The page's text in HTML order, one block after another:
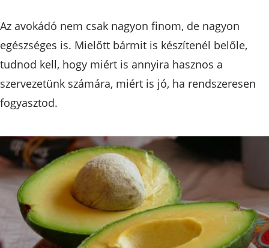
Az avokádó nem csak nagyon finom, de nagyon
egészséges is. Mielőtt bármit is készítenél belőle,
tudnod kell, hogy miért is annyira hasznos a
szervezetünk számára, miért is jó, ha rendszeresen
fogyasztod.